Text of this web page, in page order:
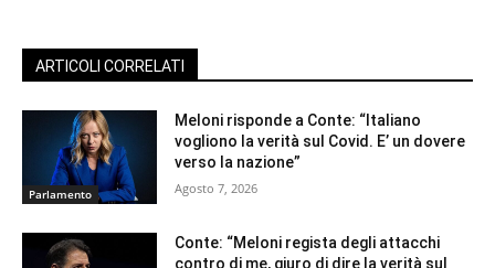
ARTICOLI CORRELATI
Parlamento
Meloni risponde a Conte: “Italiano
vogliono la verità sul Covid. E’ un dovere
verso la nazione”
Agosto 7, 2026
Conte: “Meloni regista degli attacchi
contro di me, giuro di dire la verità sul